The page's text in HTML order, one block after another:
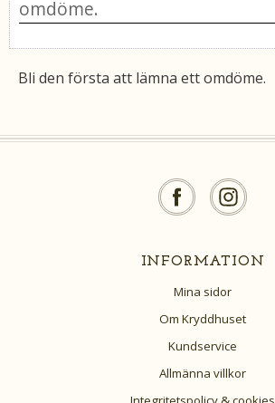
Bli den första att lämna ett omdöme.
INFORMATION
Mina sidor
Om Kryddhuset
Kundservice
Allmänna villkor